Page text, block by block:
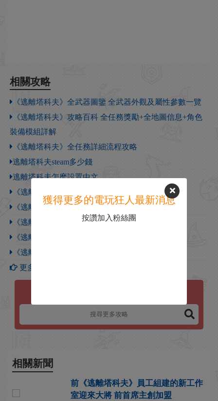
相關攻略
《逃離塔科夫》全武器圖鑒 全武器外觀及屬性參數一覽
《逃離塔科夫》攻略百科 全任務獎勵+全地圖信息+角色
裝備模組詳解
《逃離塔科夫》全任務詳細流程攻略
逃離塔科夫steam多少錢
逃離塔科夫怎麽設置中文
《逃離塔科夫》倉庫整理心得分享
《逃離塔科夫》SICC包價值及作用介紹
《逃離塔科夫》新手獲得彈藥箱方法推薦
《逃離塔科夫》拍賣行賺錢方法介紹
《逃離塔科夫》凡士林使用技巧分享
更多【逃離塔科夫】攻略
相關新聞
前《逃離塔科夫》員工組建的新工作
室迎來大將 前首席主創加盟
獲得更多的電玩狂人最新消息
按讚加入粉絲團